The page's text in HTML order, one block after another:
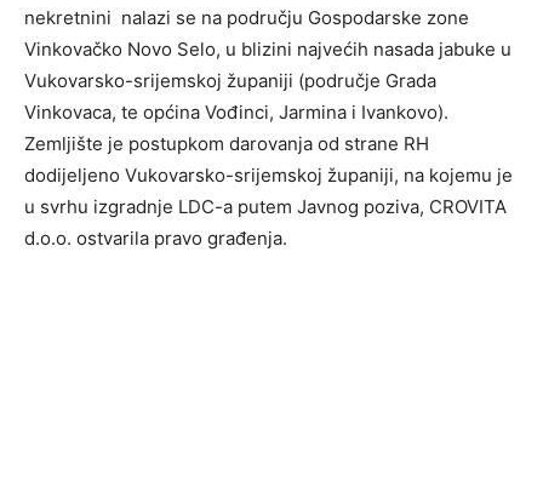
nekretnini nalazi se na području Gospodarske zone
Vinkovačko Novo Selo, u blizini najvećih nasada jabuke u
Vukovarsko-srijemskoj županiji (područje Grada
Vinkovaca, te općina Vođinci, Jarmina i Ivankovo).
Zemljište je postupkom darovanja od strane RH
dodijeljeno Vukovarsko-srijemskoj županiji, na kojemu je
u svrhu izgradnje LDC-a putem Javnog poziva, CROVITA
d.o.o. ostvarila pravo građenja.